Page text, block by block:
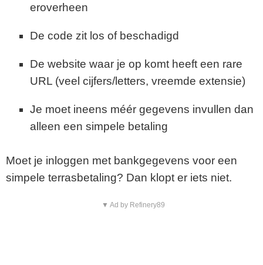
eroverheen
De code zit los of beschadigd
De website waar je op komt heeft een rare
URL (veel cijfers/letters, vreemde extensie)
Je moet ineens méér gegevens invullen dan
alleen een simpele betaling
Moet je inloggen met bankgegevens voor een
simpele terrasbetaling? Dan klopt er iets niet.
▼ Ad by Refinery89